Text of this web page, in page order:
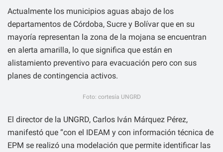
Actualmente los municipios aguas abajo de los
departamentos de Córdoba, Sucre y Bolívar que en su
mayoría representan la zona de la mojana se encuentran
en alerta amarilla, lo que significa que están en
alistamiento preventivo para evacuación pero con sus
planes de contingencia activos.
Foto: cortesía UNGRD
El director de la UNGRD, Carlos Iván Márquez Pérez,
manifestó que “con el IDEAM y con información técnica de
EPM se realizó una modelación que permite identificar las